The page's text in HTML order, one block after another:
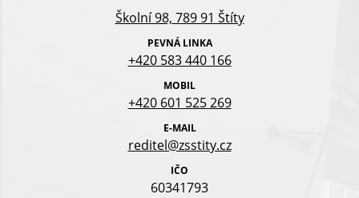
Školní 98, 789 91 Štíty
PEVNÁ LINKA
+420 583 440 166
MOBIL
+420 601 525 269
E-MAIL
reditel@zsstity.cz
IČO
60341793